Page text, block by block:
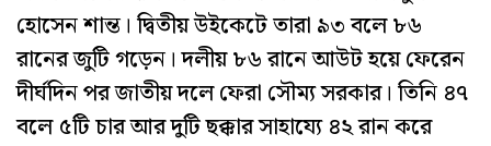
হোসেন শান্ত। দ্বিতীয় উইকেটে তারা ৯৩ বলে ৮৬
রানের জুটি গড়েন। দলীয় ৮৬ রানে আউট হয়ে ফেরেন
দীর্ঘদিন পর জাতীয় দলে ফেরা সৌম্য সরকার। তিনি ৪৭
বলে ৫টি চার আর দুটি ছক্কার সাহায্যে ৪২ রান করে